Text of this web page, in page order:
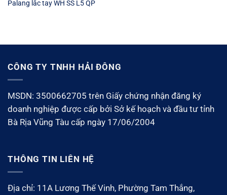
Palang lắc tay WH SS L5 QP
CÔNG TY TNHH HẢI ĐÔNG
MSDN: 3500662705 trên Giấy chứng nhận đăng ký
doanh nghiệp được cấp bởi Sở kế hoạch và đầu tư tỉnh
Bà Rịa Vũng Tàu cấp ngày 17/06/2004
THÔNG TIN LIÊN HỆ
Địa chỉ: 11A Lương Thế Vinh, Phường Tam Thắng,